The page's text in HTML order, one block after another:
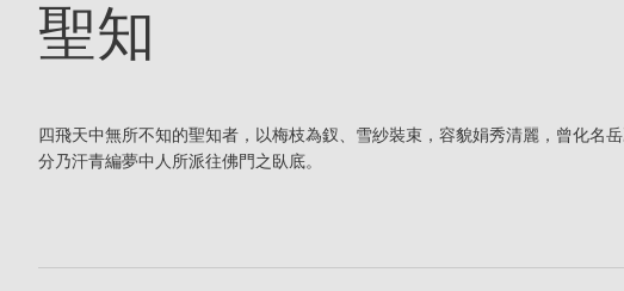
聖知
四飛天中無所不知的聖知者，以梅枝為釵、雪紗裝束，容貌娟秀清麗，曾化名
分乃汗青編夢中人所派往佛門之臥底。